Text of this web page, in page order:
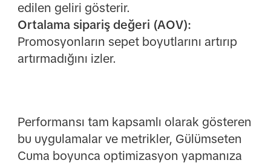
edilen geliri gösterir.
Ortalama sipariş değeri (AOV):
Promosyonların sepet boyutlarını artırıp
artırmadığını izler.
Performansı tam kapsamlı olarak gösteren
bu uygulamalar ve metrikler, Gülümseten
Cuma boyunca optimizasyon yapmanıza